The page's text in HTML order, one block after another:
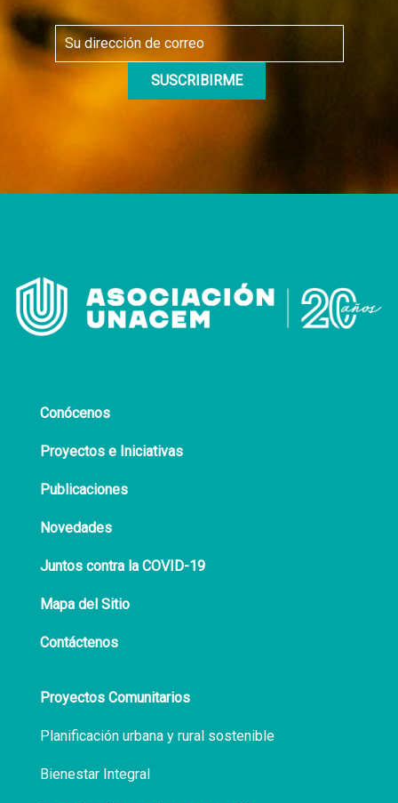
Conócenos
Proyectos e Iniciativas
Publicaciones
Novedades
Juntos contra la COVID-19
Mapa del Sitio
Contáctenos
Proyectos Comunitarios
Planificación urbana y rural sostenible
Bienestar Integral